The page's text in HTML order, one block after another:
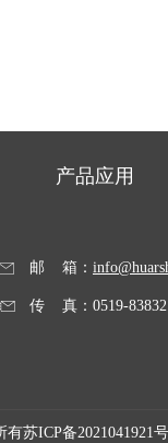
产品应用
邮 箱：
传 真：0519-
有苏ICP备2021041921